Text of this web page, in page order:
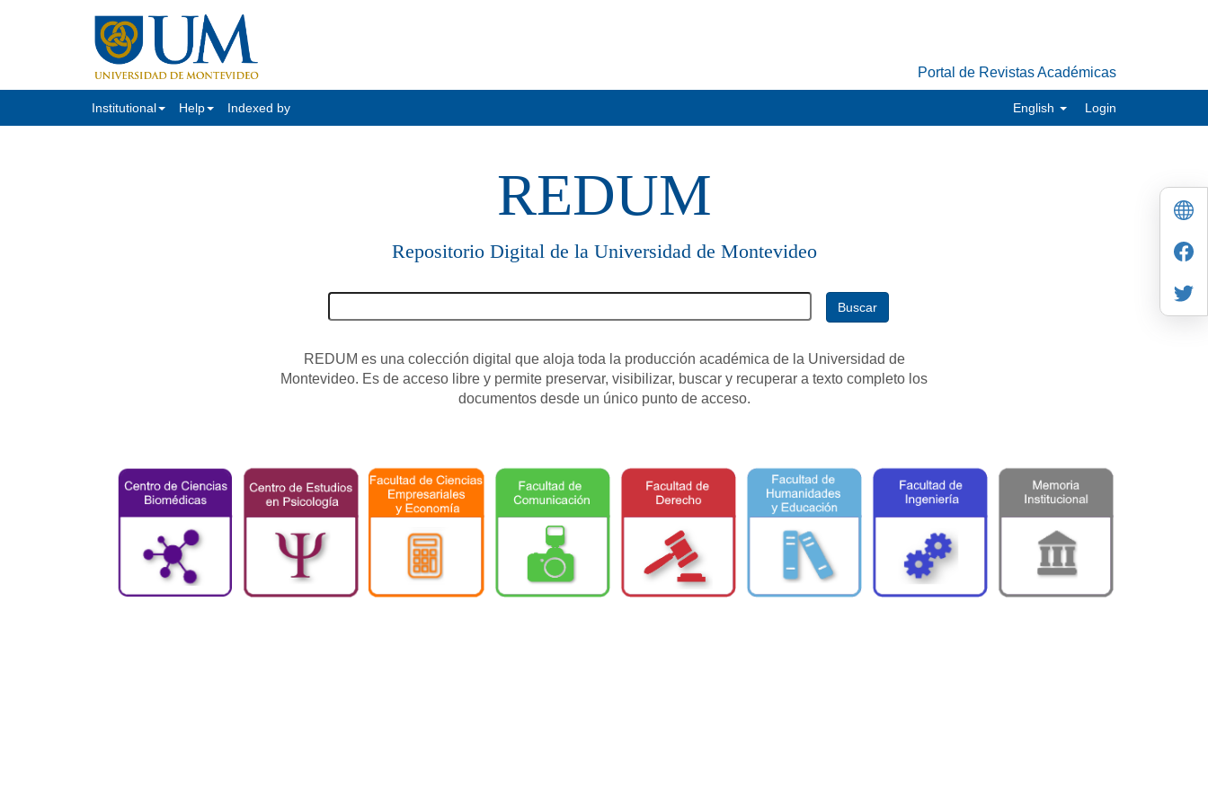
Portal de Revistas Académicas
Institutional Help Indexed by English Login
REDUM
Repositorio Digital de la Universidad de Montevideo
Buscar
REDUM es una colección digital que aloja toda la producción académica de la Universidad de
Montevideo. Es de acceso libre y permite preservar, visibilizar, buscar y recuperar a texto completo los
documentos desde un único punto de acceso.